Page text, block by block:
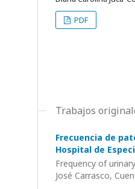
PDF
Trabajos
Frecuencia de
Hospital de
Frequency of
José Carrasco,